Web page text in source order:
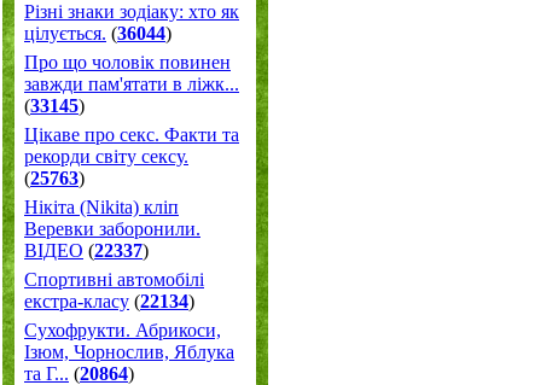
Різні знаки зодіаку: хто як
цілується. (36044)
Про що чоловік повинен
завжди пам'ятати в ліжк...
(33145)
Цікаве про секс. Факти та
рекорди світу сексу.
(25763)
Нікіта (Nikita) кліп
Веревки заборонили.
ВІДЕО (22337)
Спортивні автомобілі
екстра-класу (22134)
Cухофрукти. Абрикоси,
Ізюм, Чорнослив, Яблука
та Г... (20864)